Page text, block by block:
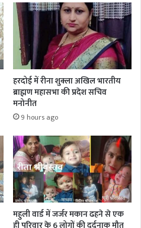
हरदोई में रीना शुक्ला अखिल भारतीय
ब्राह्मण महासभा की प्रदेश सचिव
मनोनीत
9 hours ago
महुली वार्ड में जर्जर मकान ढहने से एक
ही परिवार के 6 लोगों की दर्दनाक मौत